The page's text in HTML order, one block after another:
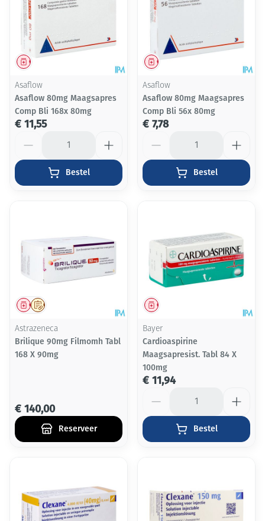
Geneesmiddel
Asaflow
Asaflow 80mg Maagsapres
Comp Bli 168x 80mg
€ 11,55
Bestel
Geneesmiddel
Asaflow
Asaflow 80mg Maagsapres
Comp Bli 56x 80mg
€ 7,78
Bestel
Op voorschrift
Geneesmiddel
Astrazeneca
Brilique 90mg Filmomh Tabl
168 X 90mg
€ 140,00
Reserveer
Geneesmiddel
Bayer
Cardioaspirine
Maagsapresist. Tabl 84 X
100mg
€ 11,94
Bestel